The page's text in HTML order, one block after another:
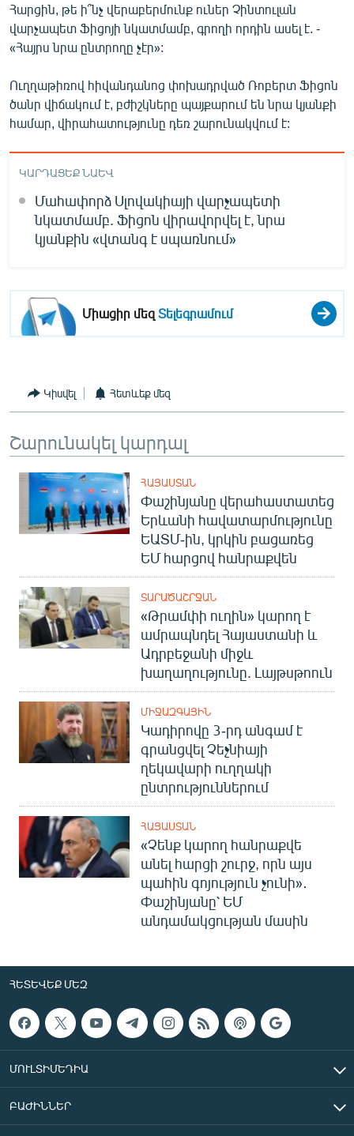
Հարցին, թե ի՞նչ վերաբերմունք ուներ Չինտուլան
վարչապետ Ֆիցոյի նկատմամբ, գրողի որդին ասել է. -
«Հայրս նրա ընտրողը չէր»:
Ուղղաթիռով հիվանդանոց փոխադրված Ռոբերտ Ֆիցոն
ծանր վիճակում է, բժիշկները պայքարում են նրա կյանքի
համար, վիրահատությունը դեռ շարունակվում է:
ԿԱՐԴԱՑԵՔ ՆԱԵՎ
Մահափորձ Սլովակիայի վարչապետի
նկատմամբ. Ֆիցոն վիրավորվել է, նրա
կյանքին «վտանգ է սպառնում»
Միացիր մեզՏելեգրամում
Կիսվել Հետևեք մեզ
Շարունակել կարդալ
ՀԱՅԱՍՏԱՆ
Փաշինյանը վերահաստատեց
Երևանի հավատարմությունը
ԵԱՏՄ-ին, կրկին բացառեց
ԵՄ հարցով հանրաքվեն
ՏԱՐԱԾԱՇՐՋԱՆ
«Թրամփի ուղին» կարող է
ամրապնդել Հայաստանի և
Ադրբեջանի միջև
խաղաղությունը. Լայթսթոուն
ՄԻՋԱԶԳԱՅԻՆ
Կադիրովը 3-րդ անգամ է
գրանցվել Չեչնիայի
ղեկավարի ուղղակի
ընտրություններում
ՀԱՅԱՍՏԱՆ
«Չենք կարող հանրաքվե
անել հարցի շուրջ, որն այս
պահին գոյություն չունի»․
Փաշինյանը՝ ԵՄ
անդամակցության մասին
ՀԵՏԵՎԵՔ ՄԵԶ
ՄՈՒԼՏԻՄԵԴԻԱ
ԲԱԺԻՆՆԵՐ